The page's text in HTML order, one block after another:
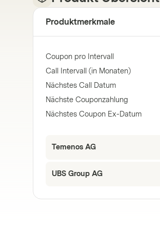
Produktmerkmale
Coupon pro Intervall
Call Intervall (in Monaten)
Nächstes Call Datum
Nächste Couponzahlung
Nächstes Coupon Ex-Datum
Temenos AG
UBS Group AG